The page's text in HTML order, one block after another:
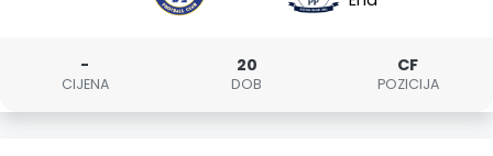
-
CIJENA
20
DOB
CF
POZICIJA